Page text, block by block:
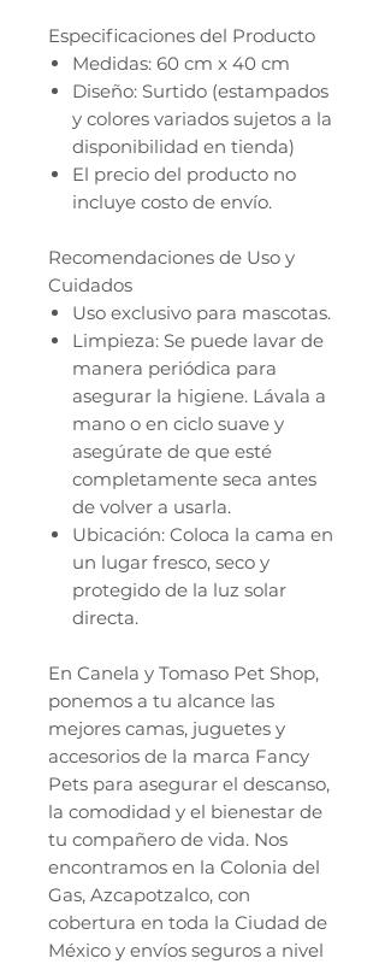
Especificaciones del Producto
Medidas: 60 cm x 40 cm
Diseño: Surtido (estampados
y colores variados sujetos a la
disponibilidad en tienda)
El precio del producto no
incluye costo de envío.
Recomendaciones de Uso y
Cuidados
Uso exclusivo para mascotas.
Limpieza: Se puede lavar de
manera periódica para
asegurar la higiene. Lávala a
mano o en ciclo suave y
asegúrate de que esté
completamente seca antes
de volver a usarla.
Ubicación: Coloca la cama en
un lugar fresco, seco y
protegido de la luz solar
directa.
En Canela y Tomaso Pet Shop,
ponemos a tu alcance las
mejores camas, juguetes y
accesorios de la marca Fancy
Pets para asegurar el descanso,
la comodidad y el bienestar de
tu compañero de vida. Nos
encontramos en la Colonia del
Gas, Azcapotzalco, con
cobertura en toda la Ciudad de
México y envíos seguros a nivel